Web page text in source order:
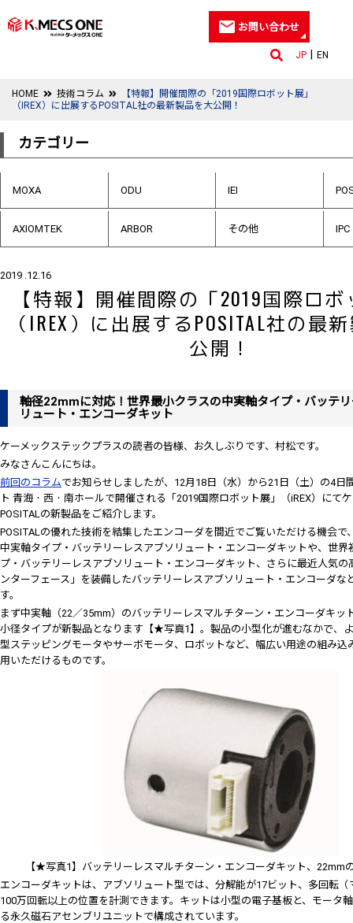
JP EN
お問い合わせ
HOME 技術コラム
【特報】開催間際の「2019国際ロボット展」
（IREX）に出展するPOSITAL社の最新製品を大公開！
2019 .12.16
【特報】開催間際の「2019国際ロ
（IREX）に出展するPOSITAL社の最
公開！
軸径22mmに対応！世界最小クラスの中実軸タイプ・バッテ
リュート・エンコーダキット
ケーメックステックプラスの読者の皆様、お久しぶりです、村松です。
みなさんこんにちは。
前回のコラムでお知らせしましたが、12月18日（水）から21日（土）の4日
ト 青海・西・南ホールで開催される「2019国際ロボット展」（iREX）にて
POSITALの新製品をご紹介します。
POSITALの優れた技術を結集したエンコーダを間近でご覧いただける機会で
中実軸タイプ・バッテリーレスアブソリュート・エンコーダキットや、世界
プ・バッテリーレスアブソリュート・エンコーダキット、さらに最近人気の
ンターフェース」を装備したバッテリーレスアブソリュート・エンコーダな
す。
まず中実軸（22／35mm）のバッテリーレスマルチターン・エンコーダキッ
小径タイプが新製品となります【★写真1】。製品の小型化が進むなかで、
型ステッピングモータやサーボモータ、ロボットなど、幅広い用途の組み込
用いただけるものです。
【★写真1】バッテリーレスマルチターン・エンコーダキット、22mm
エンコーダキットは、アブソリュート型では、分解能が17ビット、多回転（
100万回転以上の位置を計測できます。キットは小型の電子基板と、モータ
る永久磁石アセンブリユニットで構成されています。
カテゴリー
MOXA ODU IEI
AXIOMTEK ARBOR その他 IPC